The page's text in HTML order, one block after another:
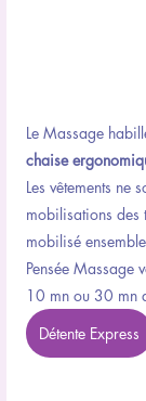
Le Massage
chaise
Les vêtements ne
mobilisations des
mobilisé
Pensée Massage
10 mn ou 30 mn
Détente Express